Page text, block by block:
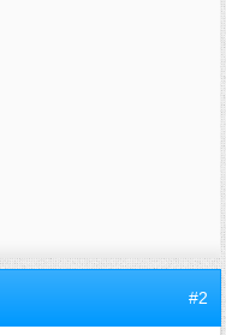
#2